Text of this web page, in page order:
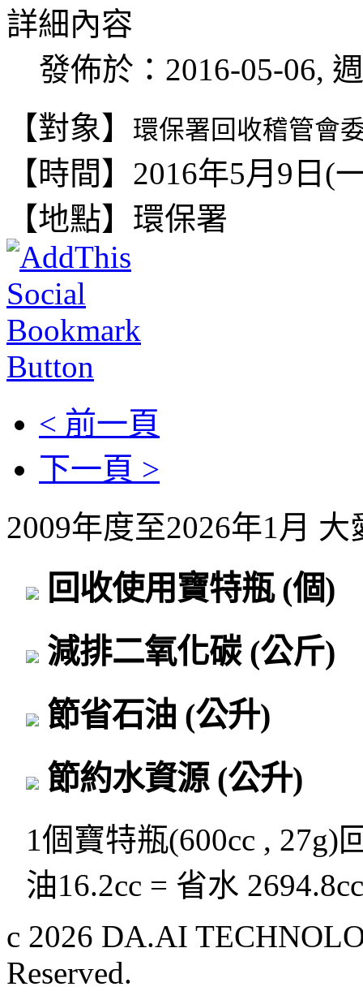
詳細內容
發佈於：2016-05-06,
【對象】
環保署回收稽管會
【時間】2016年5月9日(
【地點】環保署
< 前一頁
下一頁 >
2009年度至2026年1月
回收使用寶特瓶 (個)
減排二氧化碳 (公斤)
節省石油 (公升)
節約水資源 (公升)
1個寶特瓶(600cc , 27g)
油16.2cc = 省水
c 2026 DA.AI
Reserved.